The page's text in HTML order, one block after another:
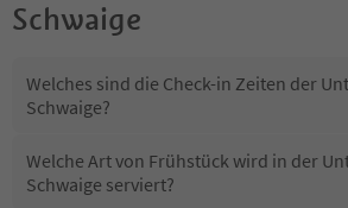
Schwaige
Welches sind die Check-in Zeiten der
Schwaige?
Welche Art von Frühstück wird in der
Schwaige serviert?